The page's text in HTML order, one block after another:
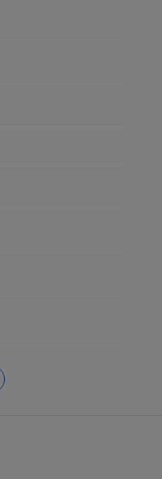
voor Aantal couverts
voor Energieklasse
voor Type inbouw
voor Hoogte min.
Breedte
Sleepdeur